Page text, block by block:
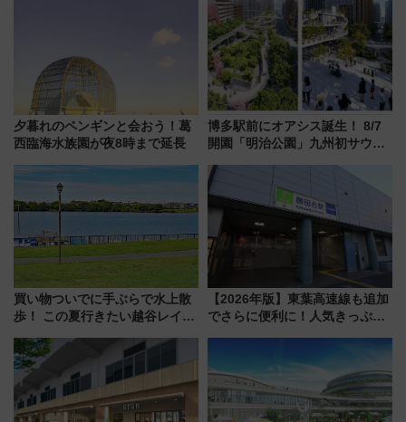
夕暮れのペンギンと会おう！葛
西臨海水族園が夜8時まで延長
博多駅前にオアシス誕生！ 8/7
開園「明治公園」九州初サウナ
品グルメ登場で駅前の過ごし方
はどう変わる？
買い物ついでに手ぶらで水上散
歩！ この夏行きたい越谷レイク
ア「LAKESIDE PARK」（埼玉
県越谷市）
【2026年版】東葉高速線も追加
でさらに便利に！人気きっぷ
巡るなら使い勝手・コスパ抜群